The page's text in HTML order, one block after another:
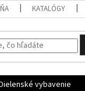
KATALÓGY
vybavenie